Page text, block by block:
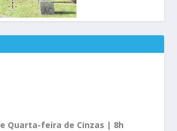
Quarta-feira de Cinzas | 8h